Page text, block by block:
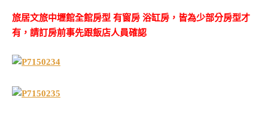
旅居文旅中壢館全館房型 有窗房 浴缸房，皆為少部分房型才
有，請訂房前事先跟飯店人員確認